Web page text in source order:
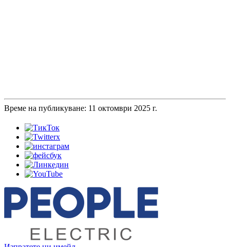
Време на публикуване: 11 октомври 2025 г.